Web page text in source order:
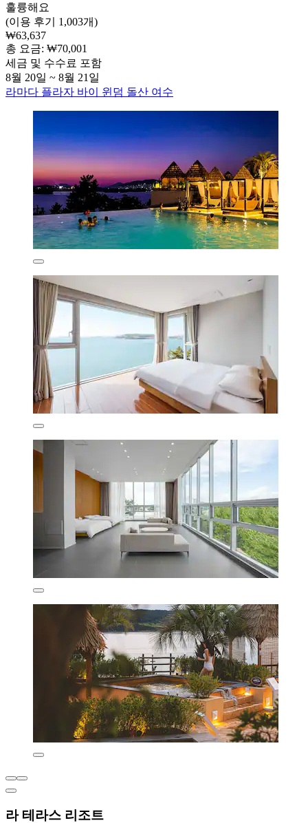
훌륭해요
(이용 후기 1,003개)
₩63,637
총 요금: ₩70,001
세금 및 수수료 포함
8월 20일 ~ 8월 21일
라마다 플라자 바이 윈덤 돌산 여수
라 테라스 리조트